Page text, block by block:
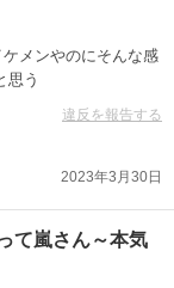
メンやのにそんな感
思う
違反を報告する
2023年3月30日
て嵐さん～本気